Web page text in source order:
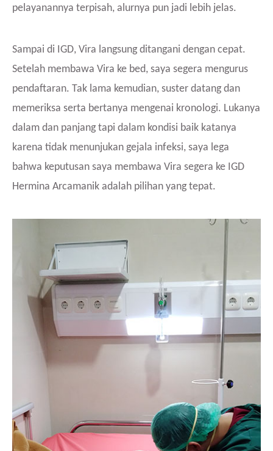
pelayanannya terpisah, alurnya pun jadi lebih jelas.
Sampai di IGD, Vira langsung ditangani dengan cepat.
Setelah membawa Vira ke bed, saya segera mengurus
pendaftaran. Tak lama kemudian, suster datang dan
memeriksa serta bertanya mengenai kronologi. Lukanya
dalam dan panjang tapi dalam kondisi baik katanya
karena tidak menunjukan gejala infeksi, saya lega
bahwa keputusan saya membawa Vira segera ke IGD
Hermina Arcamanik adalah pilihan yang tepat.